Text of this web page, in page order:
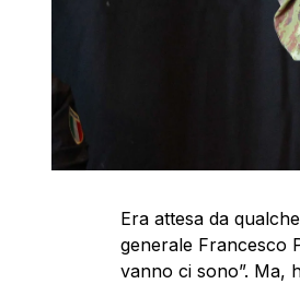
Era attesa da
generale Francesco
vanno ci sono”. Ma,